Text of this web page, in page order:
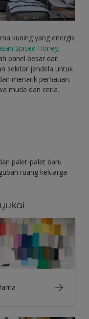
kuning yang energik
Spiced Honey,
panel besar dari
sekitar jendela untuk
menarik perhatian.
muda dan ceria.
palet-palet baru
ruang keluarga